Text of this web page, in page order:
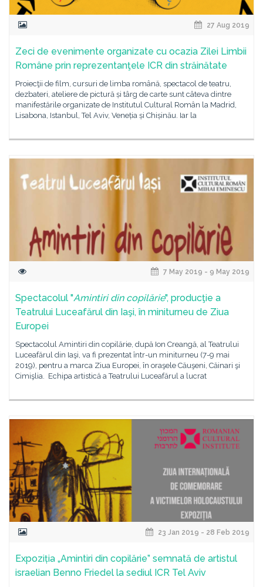
27 Aug 2019
Zeci de evenimente organizate cu ocazia Zilei Limbii
Române prin reprezentanţele ICR din străinătate
Proiecţii de film, cursuri de limba română, spectacol de teatru,
dezbateri, ateliere de pictură și târg de carte sunt câteva dintre
manifestările organizate de Institutul Cultural Român la Madrid,
Lisabona, Istanbul, Tel Aviv, Veneția și Chișinău. Iar la
7 May 2019 - 9 May 2019
Spectacolul "Amintiri din copilărie", producţie a
Teatrului Luceafărul din Iaşi, în miniturneu de Ziua
Europei
Spectacolul Amintiri din copilărie, după Ion Creangă, al Teatrului
Luceafărul din Iaşi, va fi prezentat într-un miniturneu (7-9 mai
2019), pentru a marca Ziua Europei, în oraşele Căuşeni, Căinari şi
Cimişlia. Echipa artistică a Teatrului Luceafărul a lucrat
23 Jan 2019 - 28 Feb 2019
Expoziția „Amintiri din copilărie” semnată de artistul
israelian Benno Friedel la sediul ICR Tel Aviv